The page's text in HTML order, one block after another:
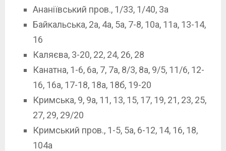
Ананіївський пров., 1/33, 1/40, 3а
Байкальська, 2а, 4а, 5а, 7-8, 10а, 11а, 13-14,
16
Каляєва, 3-20, 22, 24, 26, 28
Канатна, 1-6, 6а, 7, 7а, 8/3, 8а, 9/5, 11/6, 12-
16, 16а, 17-18, 18а, 18б, 19-20
Кримська, 9, 9а, 11, 13, 15, 17, 19, 21, 23, 25,
27, 29, 29/20
Кримський пров., 1-5, 5а, 6-12, 14, 16, 18,
104а